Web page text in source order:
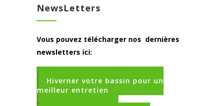
NewsLetters
Vous pouvez télécharger nos dernières
newsletters ici:
Hiverner votre bassin pour un
meilleur entretien